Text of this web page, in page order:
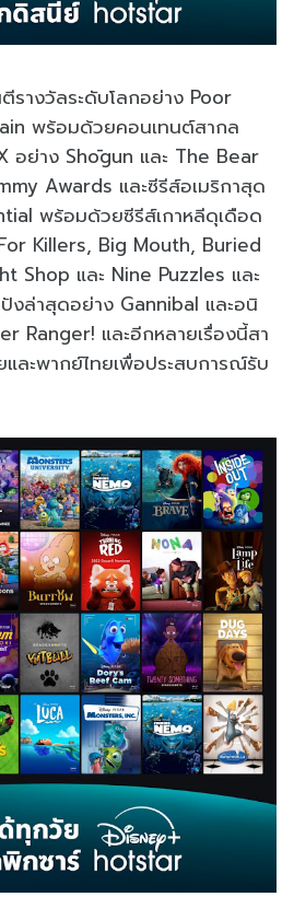
รางวัลระดับโลกอย่าง Poor
พร้อมด้วยคอนเทนต์สากล
ย่าง Shōgun และ The Bear
Awards และซีรีส์อเมริกาสุด
พร้อมด้วยซีรีส์เกาหลีดุเดือด
Killers, Big Mouth, Buried
Shop และ Nine Puzzles และ
ล่าสุดอย่าง Gannibal และอนิ
Ranger! และอีกหลายเรื่องนี้สา
ละพากย์ไทยเพื่อประสบการณ์รับ